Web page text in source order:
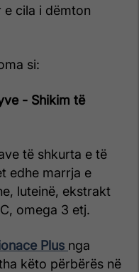
e cila i dëmton
si:
- Shikim të
të shkurta e të
edhe marrja e
luteinë, ekstrakt
omega 3 etj.
Plus nga
këto përbërës në